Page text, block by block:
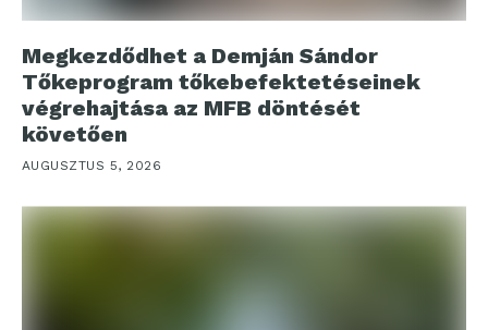
Megkezdődhet a Demján Sándor
Tőkeprogram tőkebefektetéseinek
végrehajtása az MFB döntését
követően
AUGUSZTUS 5, 2026